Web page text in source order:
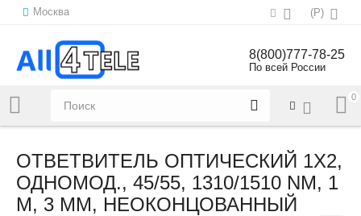
Москва (Р)
Напишите нам:sales@all4tele.com
8(800)777-78-25
По всей России
0
ОТВЕТВИТЕЛЬ ОПТИЧЕСКИЙ 1Х2,
ОДНОМОД., 45/55, 1310/1510 NM, 1
M, 3 MM, НЕОКОНЦОВАННЫЙ